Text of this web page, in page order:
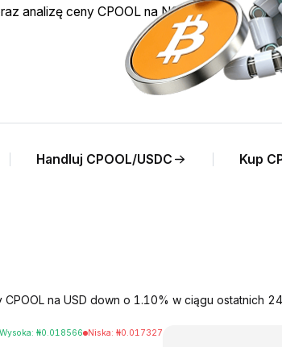
analizę ceny CPOOL na NGN na
Handluj CPOOL/USDC Kup
na USD down o 1.10% w ciągu ostatnich
Wysoka: ₦0.018566 Niska: ₦0.017327